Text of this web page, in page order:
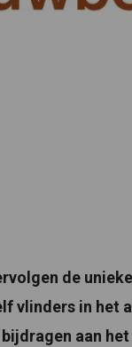
de
vlinders in het
aan